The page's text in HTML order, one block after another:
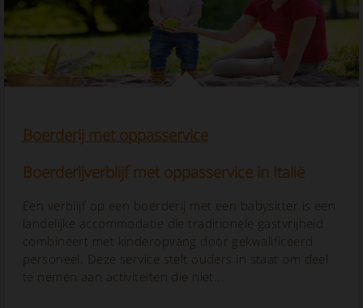
Boerderij met oppasservice
Boerderijverblijf met oppasservice in Italië
Een verblijf op een boerderij met een babysitter is een
landelijke accommodatie die traditionele gastvrijheid
combineert met kinderopvang door gekwalificeerd
personeel. Deze service stelt ouders in staat om deel
te nemen aan activiteiten die niet...